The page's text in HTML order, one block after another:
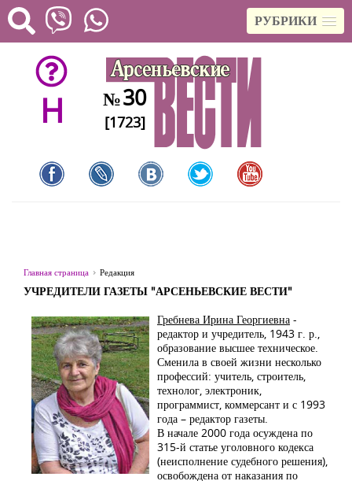
РУБРИКИ
H №30
[1723]
Главная страница Редакция
УЧРЕДИТЕЛИ ГАЗЕТЫ "АРСЕНЬЕВСКИЕ ВЕСТИ"
Гребнева Ирина Георгиевна -
редактор и учредитель, 1943 г. р.,
образование высшее техническое.
Сменила в своей жизни несколько
профессий: учитель, строитель,
технолог, электроник,
программист, коммерсант и с 1993
года – редактор газеты.
В начале 2000 года осуждена по
315-й статье уголовного кодекса
(неисполнение судебного решения),
освобождена от наказания по